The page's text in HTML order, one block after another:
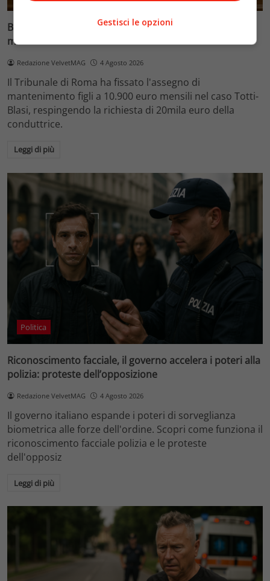
Blasi vs Totti: il giudice riduce l’assegno di
mantenimento a 10.900 euro
Redazione VelvetMAG 4 Agosto 2026
Il Tribunale di Roma ha fissato l'assegno di
mantenimento figli a 10.900 euro mensili nel caso Totti-
Blasi, respingendo la richiesta di 20mila euro della
conduttrice.
Leggi di più
Politica
Riconoscimento facciale, il governo accelera i poteri alla
polizia: proteste dell’opposizione
Redazione VelvetMAG 4 Agosto 2026
Il governo italiano espande i poteri di sorveglianza
biometrica alle forze dell'ordine. Scopri come funziona il
riconoscimento facciale polizia e le proteste
dell'opposiz
Leggi di più
Gestisci le opzioni